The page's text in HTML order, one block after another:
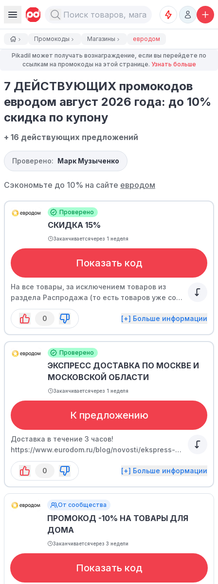
Промокоды Магазины евродом
Pikadil может получать вознаграждение, если вы перейдете по
ссылкам на промокоды на этой странице. Узнать больше
7 ДЕЙСТВУЮЩИХ промокодов
евродом август 2026 года: до 10%
скидка по купону
+ 16 действующих предложений
Проверено: Марк Музыченко
Сэкономьте до 10% на сайте евродом
Проверено
CКИДКА 15%
Заканчиваетсячерез 1 неделя
Показать код
На все товары, за исключением товаров из
раздела Распродажа (то есть товаров уже со
скидкой), не действует совместно с другими
предложениями, такими как купоны, бонусная
программа и т.д.
0 [+] Больше информации
Проверено
ЭКСПРЕСС ДОСТАВКА ПО МОСКВЕ И
МОСКОВСКОЙ ОБЛАСТИ
Заканчиваетсячерез 1 неделя
К предложению
Доставка в течение 3 часов!
https://www.eurodom.ru/blog/novosti/ekspress-
dostavka-po-moskve/
0
[+] Больше информации
От сообщества
ПРОМОКОД -10% НА ТОВАРЫ ДЛЯ
ДОМА
Заканчиваетсячерез 3 недели
Показать код